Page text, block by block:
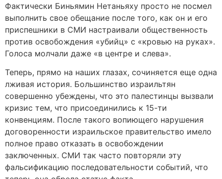
Фактически Биньямин Нетаньяху просто не посмел
выполнить свое обещание после того, как он и его
приспешники в СМИ настраивали общественность
против освобождения «убийц» с «кровью на руках».
Голоса молчали даже «в центре и слева».
Теперь, прямо на наших глазах, сочиняется еще одна
лживая история. Большинство израильтян
совершенно убеждены, что это палестинцы вызвали
кризис тем, что присоединились к 15-ти
конвенциям. После такого вопиющего нарушения
договоренности израильское правительство имело
полное право отказать в освобождении
заключенных. СМИ так часто повторяли эту
фальсификацию последовательности событий, что